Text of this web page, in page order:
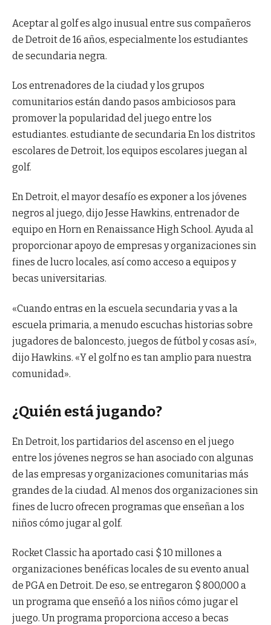
Aceptar al golf es algo inusual entre sus compañeros
de Detroit de 16 años, especialmente los estudiantes
de secundaria negra.
Los entrenadores de la ciudad y los grupos
comunitarios están dando pasos ambiciosos para
promover la popularidad del juego entre los
estudiantes. estudiante de secundariaEn los distritos
escolares de Detroit, los equipos escolares juegan al
golf.
En Detroit, el mayor desafío es exponer a los jóvenes
negros al juego, dijo Jesse Hawkins, entrenador de
equipo en Horn en Renaissance High School. Ayuda al
proporcionar apoyo de empresas y organizaciones sin
fines de lucro locales, así como acceso a equipos y
becas universitarias.
«Cuando entras en la escuela secundaria y vas a la
escuela primaria, a menudo escuchas historias sobre
jugadores de baloncesto, juegos de fútbol y cosas así»,
dijo Hawkins. «Y el golf no es tan amplio para nuestra
comunidad».
¿Quién está jugando?
En Detroit, los partidarios del ascenso en el juego
entre los jóvenes negros se han asociado con algunas
de las empresas y organizaciones comunitarias más
grandes de la ciudad. Al menos dos organizaciones sin
fines de lucro ofrecen programas que enseñan a los
niños cómo jugar al golf.
Rocket Classic ha aportado casi $ 10 millones a
organizaciones benéficas locales de su evento anual
de PGA en Detroit. De eso, se entregaron $ 800,000 a
un programa que enseñó a los niños cómo jugar el
juego. Un programa proporciona acceso a becas